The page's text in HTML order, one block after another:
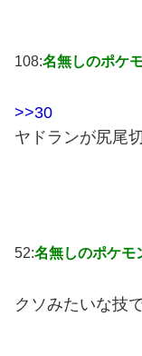
108:名無しのポケ
>>30
ヤドランが尻尾
52:名無しのポケモ
クソみたいな技